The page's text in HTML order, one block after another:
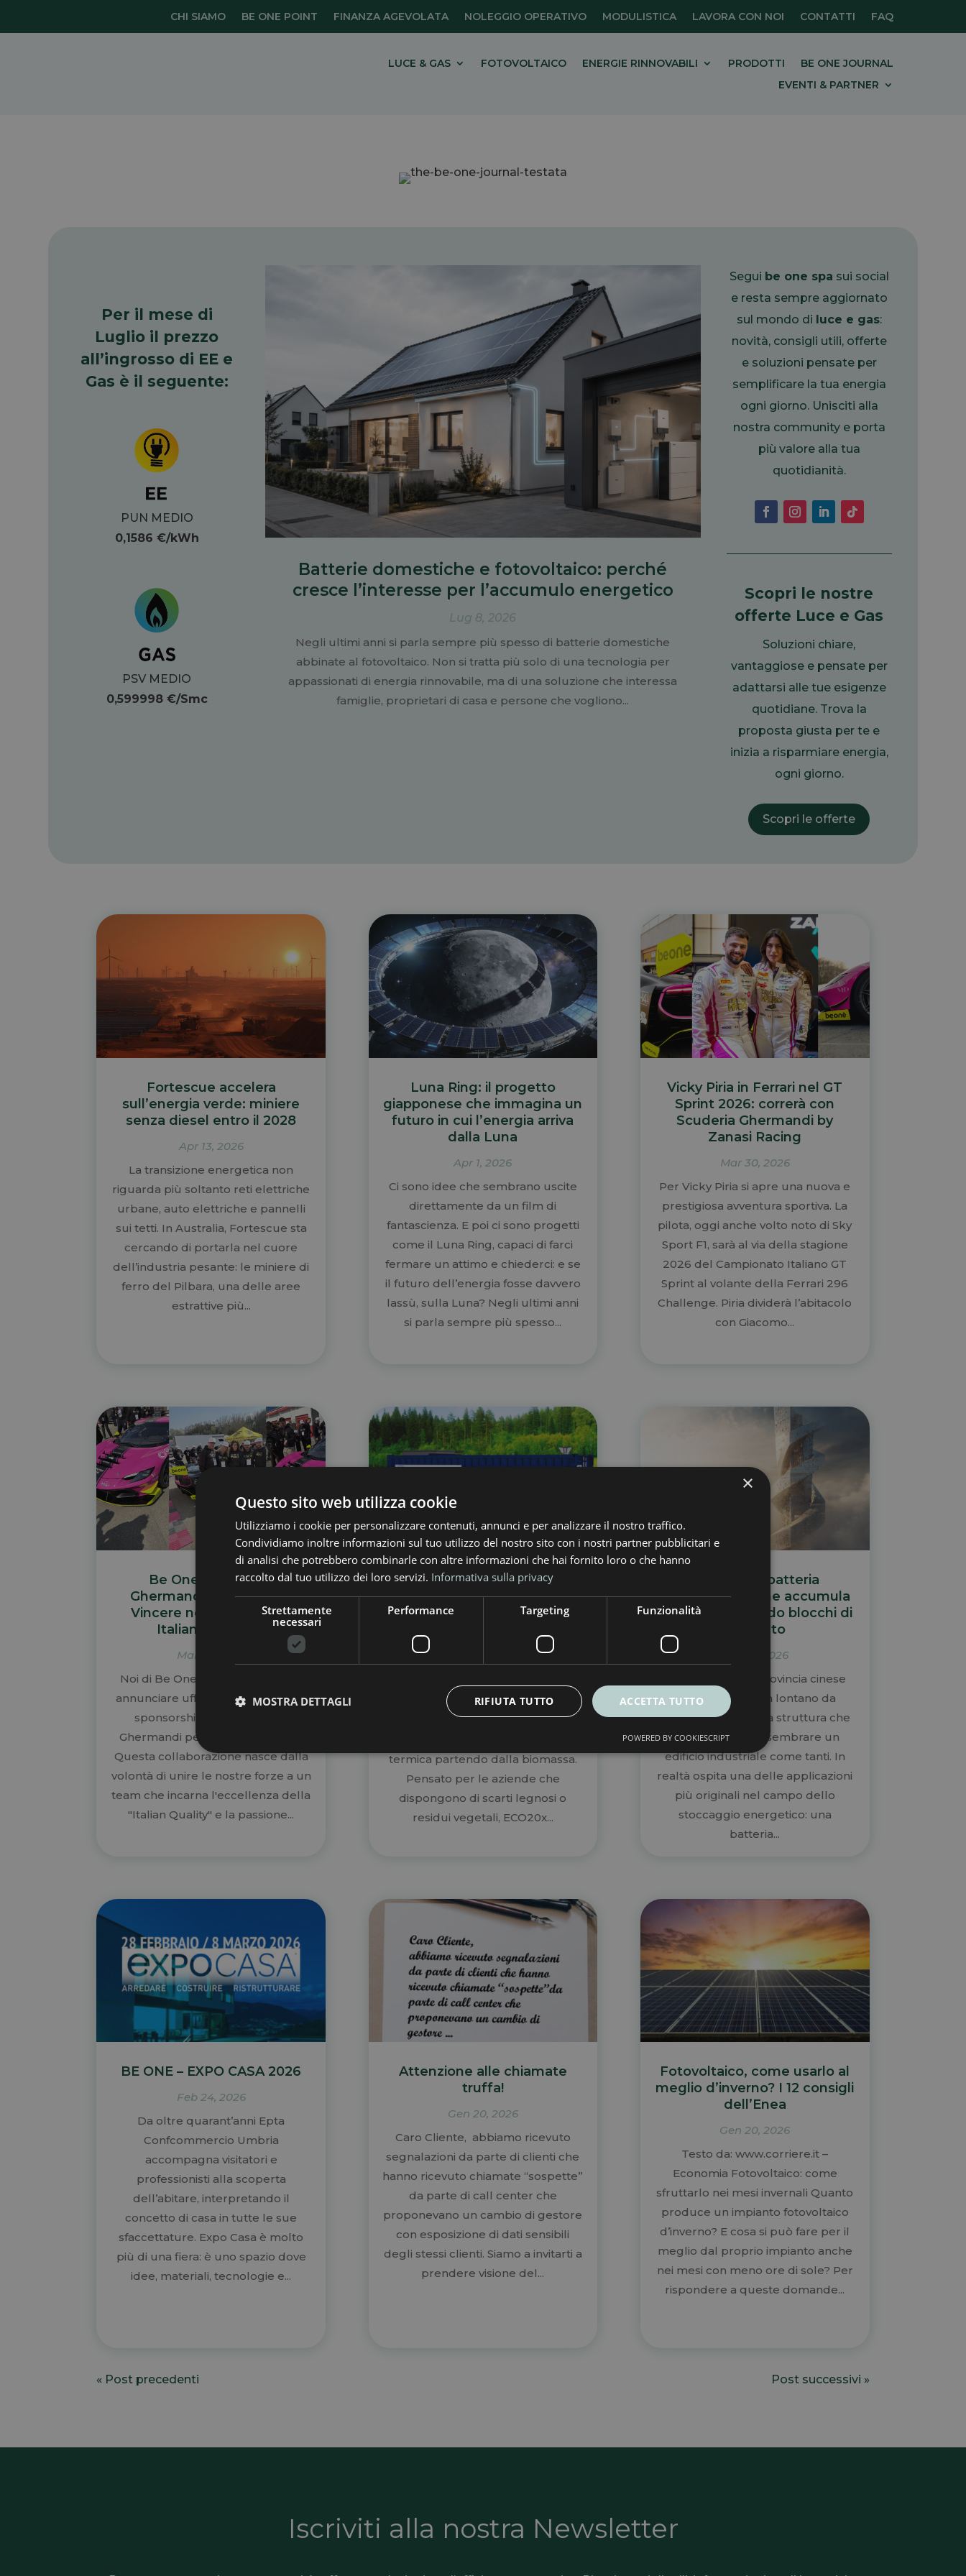
CHI SIAMO BE ONE POINT FINANZA AGEVOLATA NOLEGGIO OPERATIVO MODULISTICA LAVORA CON NOI CONTATTI FAQ
LUCE & GAS FOTOVOLTAICO ENERGIE RINNOVABILI PRODOTTI
BE ONE JOURNAL
EVENTI & PARTNER
Per il mese di
Luglio il prezzo
all’ingrosso di EE e
Gas è il seguente:
PUN MEDIO
0,1586 €/kWh
PSV MEDIO
0,599998€/Smc
Batterie domestiche e fotovoltaico: perché
cresce l’interesse per l’accumulo energetico
Lug 8, 2026
Negli ultimi anni si parla sempre più spesso di batterie domestiche
abbinate al fotovoltaico. Non si tratta più solo di una tecnologia per
appassionati di energia rinnovabile, ma di una soluzione che interessa
famiglie, proprietari di casa e persone che vogliono...
Segui be one spa sui social
e resta sempre aggiornato
sul mondo di luce e gas:
novità, consigli utili, offerte
e soluzioni pensate per
semplificare la tua energia
ogni giorno. Unisciti alla
nostra community e porta
più valore alla tua
quotidianità.
Scopri le nostre
offerte Luce e Gas
Soluzioni chiare,
vantaggiose e pensate per
adattarsi alle tue esigenze
quotidiane. Trova la
proposta giusta per te e
inizia a risparmiare energia,
ogni giorno.
Scopri le offerte
Fortescue accelera
sull’energia verde: miniere
senza diesel entro il 2028
Apr 13, 2026
La transizione energetica non
riguarda più soltanto reti elettriche
urbane, auto elettriche e pannelli
sui tetti. In Australia, Fortescue sta
cercando di portarla nel cuore
dell’industria pesante: le miniere di
ferro del Pilbara, una delle aree
estrattive più...
Be One e Scuderia
Ghermandi: Insieme per
Vincere nel Campionato
Italiano GT 2026
Mar 25, 2026
Noi di Be One siamo entusiasti di
annunciare ufficialmente la nostra
sponsorship della Scuderia
Ghermandi per la stagione 2026.
Questa collaborazione nasce dalla
volontà di unire le nostre forze a un
team che incarna l'eccellenza della
"Italian Quality" e la passione...
BE ONE – EXPO CASA 2026
Feb 24, 2026
Da oltre quarant’anni Epta
Confcommercio Umbria
accompagna visitatori e
professionisti alla scoperta
dell’abitare, interpretando il
concetto di casa in tutte le sue
sfaccettature. Expo Casa è molto
più di una fiera: è uno spazio dove
idee, materiali, tecnologie e...
Luna Ring: il progetto
giapponese che immagina un
futuro in cui l’energia arriva
dalla Luna
Apr 1, 2026
Ci sono idee che sembrano uscite
direttamente da un film di
fantascienza. E poi ci sono progetti
come il Luna Ring, capaci di farci
fermare un attimo e chiederci: e se
il futuro dell’energia fosse davvero
lassù, sulla Luna? Negli ultimi anni
si parla sempre più spesso...
ECO20x, il microcogeneratore
che trasforma la biomassa in
energia pulita
Il microcogeneratore ECO20x
concreta per l’economia circolare,
perché permette di produrre
termica partendo dalla biomassa.
Pensato per le aziende che
dispongono di scarti legnosi o
residui vegetali, ECO20x...
Attenzione alle chiamate
truffa!
Gen 20, 2026
Caro Cliente, abbiamo ricevuto
segnalazioni da parte di clienti che
hanno ricevuto chiamate “sospette”
da parte di call center che
proponevano un cambio di gestore
con esposizione di dati sensibili
degli stessi clienti. Siamo a invitarti a
prendere visione del...
Vicky Piria in Ferrari nel GT
Sprint 2026: correrà con
Scuderia Ghermandi by
Zanasi Racing
Mar 30, 2026
Per Vicky Piria si apre una nuova e
prestigiosa avventura sportiva. La
pilota, oggi anche volto noto di Sky
Sport F1, sarà al via della stagione
2026 del Campionato Italiano GT
Sprint al volante della Ferrari 296
Challenge. Piria dividerà l’abitacolo
con Giacomo...
Rudong, la batteria
gravitazionale che accumula
energia sollevando blocchi di
cemento
Mar 10, 2026
A Rudong, nella provincia cinese
del Jiangsu e non lontano da
Shanghai, sorge una struttura che
dall’esterno può sembrare un
edificio industriale come tanti. In
realtà ospita una delle applicazioni
più originali nel campo dello
stoccaggio energetico: una
batteria...
Fotovoltaico, come usarlo al
meglio d’inverno? I 12 consigli
dell’Enea
Gen 20, 2026
Testo da: www.corriere.it –
Economia Fotovoltaico: come
sfruttarlo nei mesi invernali Quanto
produce un impianto fotovoltaico
d’inverno? E cosa si può fare per il
meglio dal proprio impianto anche
nei mesi con meno ore di sole? Per
rispondere a queste domande...
« Post precedenti Post successivi »
Iscriviti alla nostra Newsletter
×
Questo sito web utilizza cookie
Utilizziamo i cookie per personalizzare contenuti, annunci e per analizzare il nostro traffico.
Condividiamo inoltre informazioni sul tuo utilizzo del nostro sito con i nostri partner pubblicitari e
di analisi che potrebbero combinarle con altre informazioni che hai fornito loro o che hanno
raccolto dal tuo utilizzo dei loro servizi. Informativa sulla privacy
Strettamente
necessari
Performance Targeting Funzionalità
ACCETTA TUTTO
RIFIUTA TUTTO
MOSTRA DETTAGLI
POWERED BY COOKIESCRIPT